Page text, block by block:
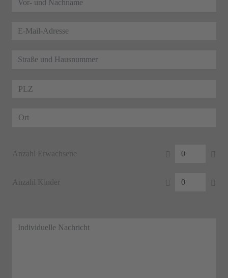
Anzahl Erwachsene
Anzahl Kinder